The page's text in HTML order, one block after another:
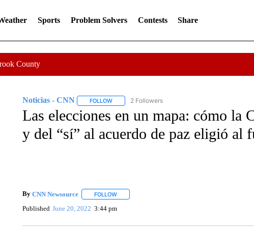
Sports Problem Solvers Contests Share
County
Noticias - CNN FOLLOWFOLLOW "NOTICIAS - CNN" TO RECEIVE
2 Followers
Las elecciones en un mapa: cómo la
y del “sí” al acuerdo de paz eligió al
By CNN Newsource FOLLOWFOLLOW "" TO RECEIVE NOTIFICATIONS ABOUT
Published June 20, 2022 3:44 pm